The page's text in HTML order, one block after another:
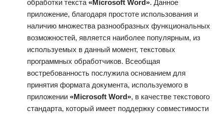
обработки текста «Microsoft Word». Данное
приложение, благодаря простоте использования и
наличию множества разнообразных функциональных
возможностей, является наиболее популярным, из
используемых в данный момент, текстовых
программных обработчиков. Всеобщая
востребованность послужила основанием для
принятия формата документа, используемого в
приложении «Microsoft Word», в качестве текстового
стандарта, который имеет поддержку совместимости